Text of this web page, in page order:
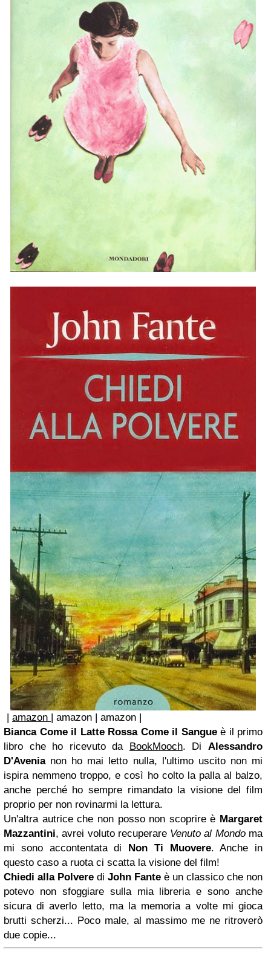
| amazon | amazon | amazon |
Bianca Come il LatteRossa Come il Sangue è il primo
libro che ho ricevuto da BookMooch. DiAlessandro
D'Avenia non ho mai letto nulla, l'ultimo uscito non mi
ispira nemmeno troppo, e così ho colto la palla al balzo,
anche perché ho sempre rimandato la visione del film
proprio per non rovinarmi la lettura.
Un'altra autrice che non posso non scoprire è Margaret
Mazzantini, avrei voluto recuperare Venuto al Mondoma
mi sono accontentata di Non Ti Muovere. Anche in
questo caso a ruota ci scatta la visione del film!
Chiedi alla Polvere di John Fante è un classico che non
potevo non sfoggiare sulla mia libreria e sono anche
sicura di averlo letto, ma la memoria a volte mi gioca
brutti scherzi... Poco male, al massimo me ne ritroverò
due copie...